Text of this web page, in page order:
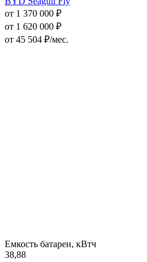
от 1 370 000 ₽
от 1 620 000 ₽
от 45 504 ₽/мес.
Емкость батареи, кВтч
38,88